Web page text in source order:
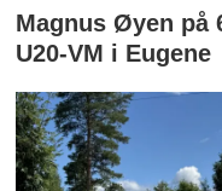
Magnus Øyen på
U20-VM i Eugene